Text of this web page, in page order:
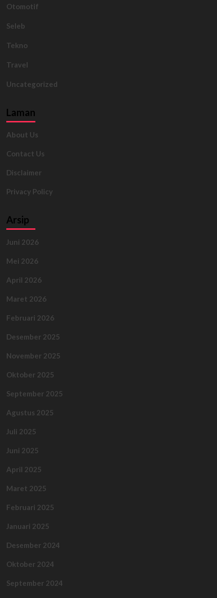
Otomotif
Seleb
Tekno
Travel
Uncategorized
Laman
About Us
Contact Us
Disclaimer
Privacy Policy
Arsip
Juni 2026
Mei 2026
April 2026
Maret 2026
Februari 2026
Desember 2025
November 2025
Oktober 2025
September 2025
Agustus 2025
Juli 2025
Juni 2025
April 2025
Maret 2025
Februari 2025
Januari 2025
Desember 2024
Oktober 2024
September 2024